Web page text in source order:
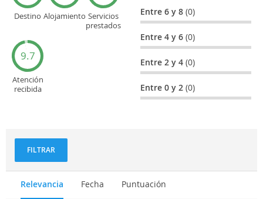
Destino Alojamiento Servicios
prestados
9.7
Atención
recibida
Entre 6 y 8(0)
Entre 4 y 6(0)
Entre 2 y 4(0)
Entre 0 y 2(0)
FILTRAR
Relevancia Fecha Puntuación